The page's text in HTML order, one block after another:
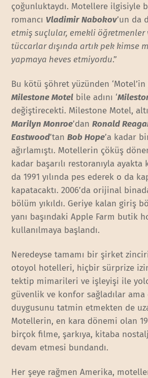
çoğunluktaydı. Motellere ilgisiyle
romancı Vladimir Nabokov’un da
etmiş suçlular, emekli öğretmenler
tüccarlar dışında artık pek kimse
yapmaya heves etmiyordu.”
Bu kötü şöhret yüzünden ‘Motel’in
Milestone Motel bile adını ‘
değiştirecekti. Milestone Motel,
Marilyn Monroe’danRonald
Eastwood’tanBob Hope’a kadar
ağırlamıştı. Motellerin çöküş
kadar başarılı restoranıyla ayakta
da 1991 yılında pes ederek o da
kapatacaktı. 2006’da orijinal
bölüm yıkıldı. Geriye kalan giriş
yanı başındaki Apple Farm butik
kullanılmaya başlandı.
Neredeyse tamamı bir şirket
otoyol hotelleri, hiçbir sürprize
tektip mimarileri ve işleyişi ile
güvenlik ve konfor sağladılar
duygusunu tatmin etmekten de
Motellerin, en kara dönemi olan
birçok filme, şarkıya, kitaba
devam etmesi bundandı.
Her şeye rağmen Amerika,